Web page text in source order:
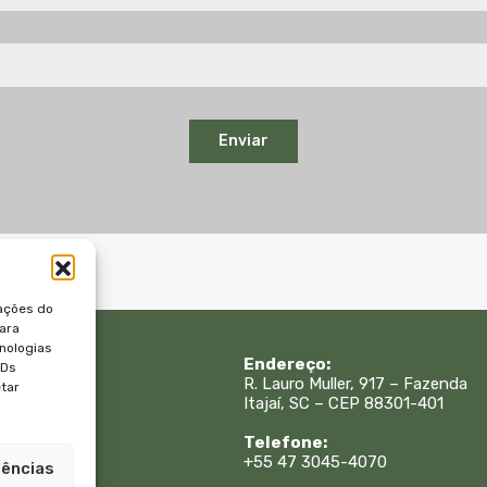
do
Enviar
Endereço:
R. Lauro Muller, 917 – Fazenda
Itajaí, SC – CEP 88301-401
Telefone:
+55 47 3045-4070